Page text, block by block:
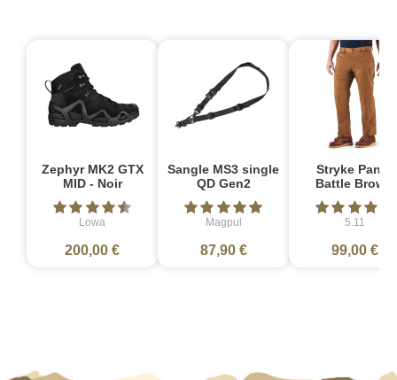
Zephyr MK2 GTX
MID - Noir
Lowa
200,00 €
Sangle MS3 single
QD Gen2
Magpul
87,90 €
Stryke Pant -
Battle Brown
5.11
99,00 €